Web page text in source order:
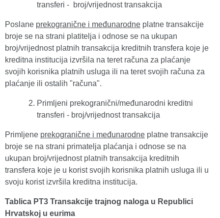
transferi - broj/vrijednost transakcija
Poslane prekogranične i međunarodne platne transakcije
broje se na strani platitelja i odnose se na ukupan
broj/vrijednost platnih transakcija kreditnih transfera koje je
kreditna institucija izvršila na teret računa za plaćanje
svojih korisnika platnih usluga ili na teret svojih računa za
plaćanje ili ostalih "računa".
Primljeni prekogranični/međunarodni kreditni
transferi - broj/vrijednost transakcija
Primljene prekogranične i međunarodne platne transakcije
broje se na strani primatelja plaćanja i odnose se na
ukupan broj/vrijednost platnih transakcija kreditnih
transfera koje je u korist svojih korisnika platnih usluga ili u
svoju korist izvršila kreditna institucija.
Tablica PT3 Transakcije trajnog naloga u Republici
Hrvatskoj u eurima